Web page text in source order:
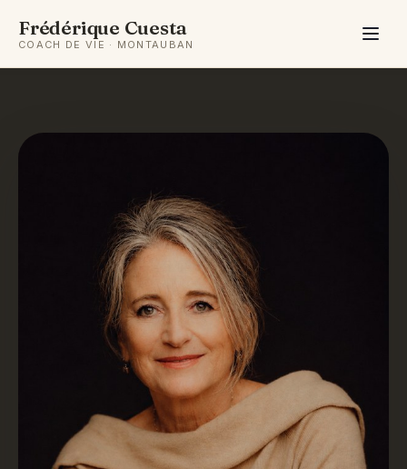
Frédérique Cuesta
COACH DE VIE · MONTAUBAN